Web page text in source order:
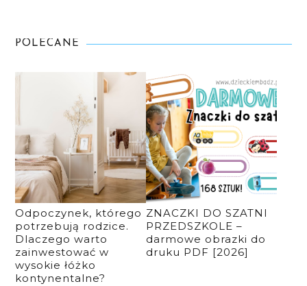
POLECANE
Odpoczynek, którego
potrzebują rodzice.
Dlaczego warto
zainwestować w
wysokie łóżko
kontynentalne?
ZNACZKI DO SZATNI
PRZEDSZKOLE –
darmowe obrazki do
druku PDF [2026]